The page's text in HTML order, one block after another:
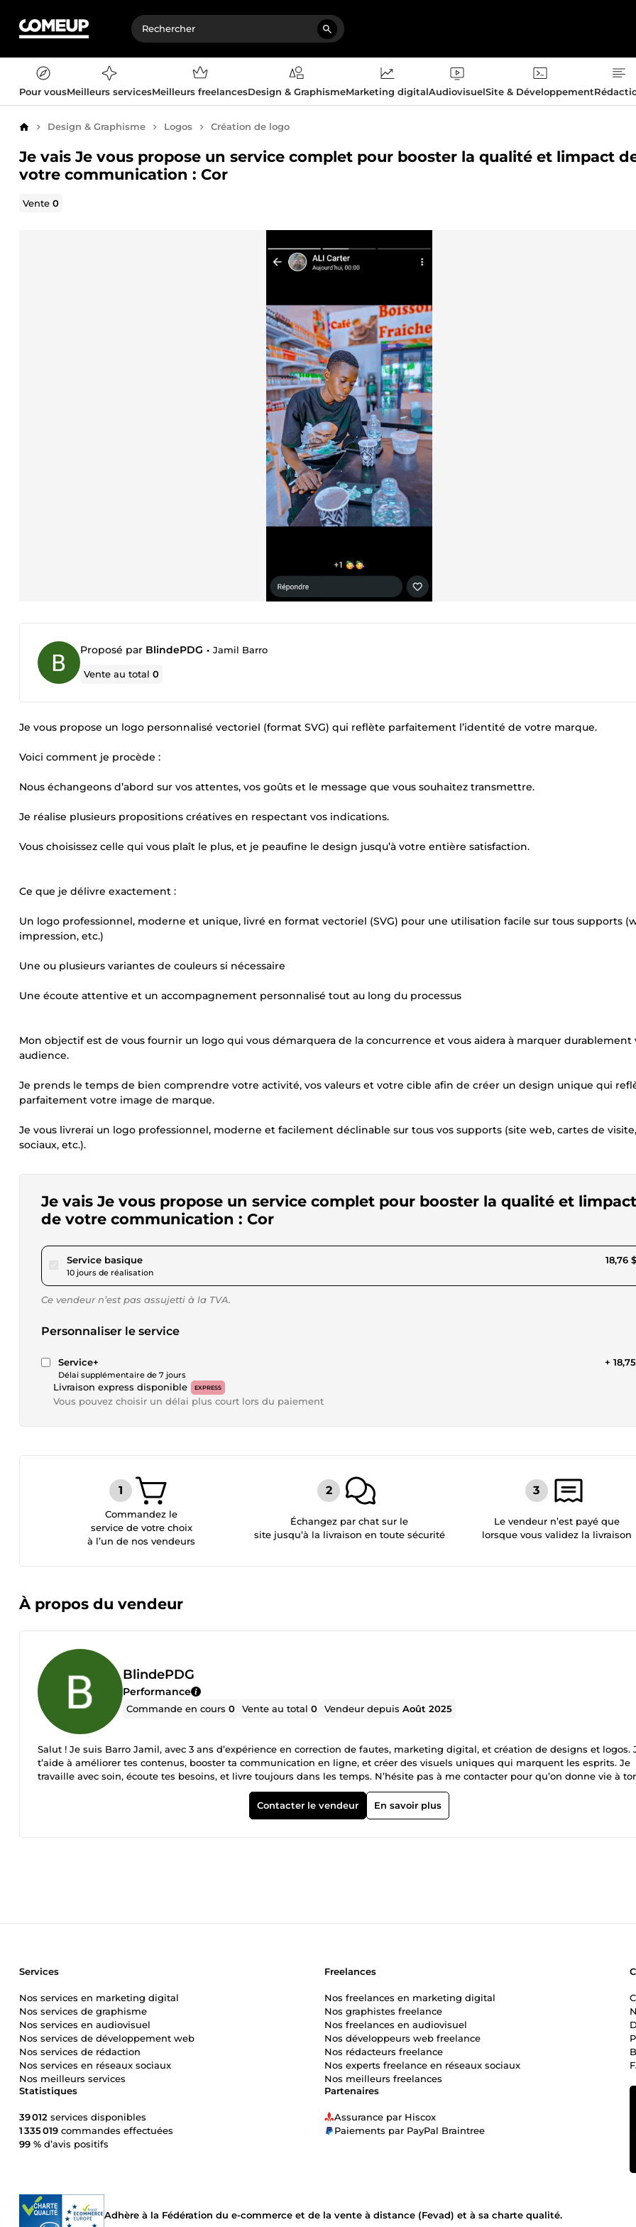
Pour vousMeilleurs servicesMeilleurs freelancesDesign & GraphismeMarketing digitalAudiovisuelSite & Développement
AccueilDesign & Graphisme Logos Création de logo
Je vais Je vous propose un service complet pour booster la qualité et limpact
votre communication : Cor
Vente0
Proposé par BlindePDG • Jamil Barro
Vente au total0
Je vous propose un logo personnalisé vectoriel (format SVG) qui reflète parfaitement l’identité de votre marque.
Voici comment je procède :
Nous échangeons d’abord sur vos attentes, vos goûts et le message que vous souhaitez transmettre.
Je réalise plusieurs propositions créatives en respectant vos indications.
Vous choisissez celle qui vous plaît le plus, et je peaufine le design jusqu’à votre entière satisfaction.
Ce que je délivre exactement :
Un logo professionnel, moderne et unique, livré en format vectoriel (SVG) pour une utilisation facile sur tous supports
impression, etc.)
Une ou plusieurs variantes de couleurs si nécessaire
Une écoute attentive et un accompagnement personnalisé tout au long du processus
Mon objectif est de vous fournir un logo qui vous démarquera de la concurrence et vous aidera à marquer durablement
audience.
Je prends le temps de bien comprendre votre activité, vos valeurs et votre cible afin de créer un design unique qui
parfaitement votre image de marque.
Je vous livrerai un logo professionnel, moderne et facilement déclinable sur tous vos supports (site web, cartes de
sociaux, etc.).
Je vais Je vous propose un service complet pour booster la qualité et limpact
de votre communication : Cor
Service basiquepour 17,28 $US
10 jours de réalisation
18,76
Ce vendeur n’est pas assujetti à la TVA.
Personnaliser le service
Service+
Délai supplémentaire de 7 jours
+
Livraison express disponible EXPRESS
Vous pouvez choisir un délai plus court lors du paiement
Commandez le
service de votre choix
à l’un de nos vendeurs
Échangez par chat sur le
site jusqu’à la livraison en toute sécurité
Le vendeur n’est payé que
lorsque vous validez la livraison
À propos du vendeur
BlindePDG
Performance
Commande en cours0 Vente au total0 Vendeur depuisAoût 2025
Salut ! Je suis Barro Jamil, avec 3 ans d’expérience en correction de fautes, marketing digital, et création de designs et logos.
t’aide à améliorer tes contenus, booster ta communication en ligne, et créer des visuels uniques qui marquent les esprits. Je
travaille avec soin, écoute tes besoins, et livre toujours dans les temps. N’hésite pas à me contacter pour qu’on donne vie à
Contacter le vendeur
En savoir plus
Partenaires
Assurance par Hiscox
Paiements par PayPal Braintree
Statistiques
39 012 services disponibles
1 335 019 commandes effectuées
99 % d’avis positifs
Services
Nos services en marketing digital
Nos services de graphisme
Nos services en audiovisuel
Nos services de développement web
Nos services de rédaction
Nos services en réseaux sociaux
Nos meilleurs services
Freelances
Nos freelances en marketing digital
Nos graphistes freelance
Nos freelances en audiovisuel
Nos développeurs web freelance
Nos rédacteurs freelance
Nos experts freelance en réseaux sociaux
Nos meilleurs freelances
Adhère à la Fédération du e-commerce et de la vente à distance (Fevad) et à sa charte qualité.